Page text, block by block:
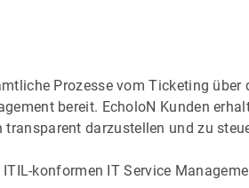
Prozesse vom Ticketing über
bereit. EcholoN Kunden
darzustellen und zu
konformen IT Service